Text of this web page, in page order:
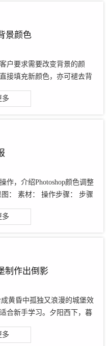
景颜色
户要求需要改变背景的颜
接填充新颜色，亦可褪去背
。本篇教程要教同学们更换
···
多
作，介绍Photoshop颜色调整
： 素材： 操作步骤： 步骤
键http://www.16xx8.co
多
制作出倒影
黄昏中孤独又浪漫的城堡效
合新手学习。夕阳西下，暮
公众号photoshop教程论坛，
多